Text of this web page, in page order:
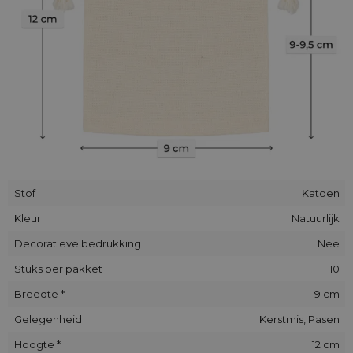
Wacht dus niet langer en bestel vandaag nog onze stevige
en elegante katoenen geschenkzakjes!
Stof
Katoen
Kleur
Natuurlijk
Decoratieve bedrukking
Nee
Stuks per pakket
10
Breedte *
9 cm
Gelegenheid
Kerstmis, Pasen
Hoogte *
12 cm